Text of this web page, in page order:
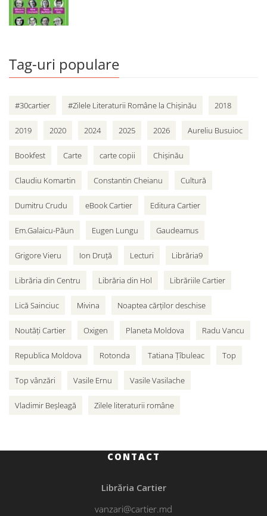
Tag-uri populare
#30cartier #Zilele Literaturii Române la Chișinău 2018
2019 2020 2024 2025 2026 Aureliu Busuioc
Bookfest Carte carte copii Chișinău
Claudiu Komartin Constantin Cheianu Cultură
Dumitru Crudu eBook Cartier Editura Cartier
Em.Galaicu-Păun Eugen Lungu Gaudeamus
Grigore Vieru Ion Druță Lecturi Librăria9
Librăria din Centru Librăria din Hol Librăriile Cartier
Lică Sainciuc Mivina Noaptea cărților deschise
Noutăți Cartier Oxigen Planeta Moldova Radu Vancu
Republica Moldova Rotonda Tatiana Țîbuleac Top
Top vânzări Vasile Ernu Vasile Vasilache
Vladimir Beșleagă Zilele literaturii române
CONTACT
Librăria Cartier
vanzari@cartier.md